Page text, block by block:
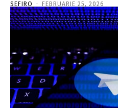
SEFIRO - FEBRUARIE 25, 2026